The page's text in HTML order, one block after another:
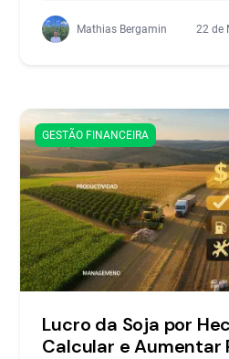
Mathias Bergamin 22 de
GESTÃO FINANCEIRA
Lucro da Soja por
Calcular e Aumentar